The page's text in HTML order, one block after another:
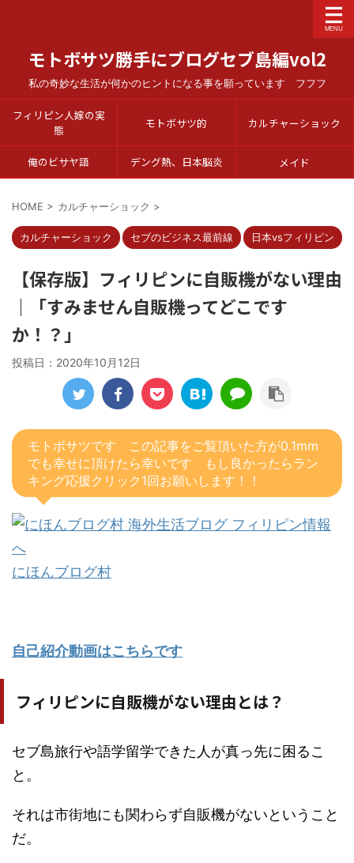
モトボサツ勝手にブログセブ島編vol2
私の奇妙な生活が何かのヒントになる事を願っています フフフ
フィリピン人嫁の実
態
モトボサツ的 カルチャーショック
俺のビサヤ語 デング熱、日本脳炎 メイド
HOME > カルチャーショック >
カルチャーショック セブのビジネス最前線 日本vsフィリピン
【保存版】フィリピンに自販機がない理由
｜「すみません自販機ってどこです
か！？」
投稿日： 2020年10月12日
モトボサツです この記事をご覧頂いた方が0.1mm
でも幸せに頂けたら幸いです もし良かったらラン
キング応援クリック1回お願いします！！
にほんブログ村
自己紹介動画はこちらです
フィリピンに自販機がない理由とは？
セブ島旅行や語学留学できた人が真っ先に困るこ
と。
それは市街地にも関わらず自販機がないということ
だ。